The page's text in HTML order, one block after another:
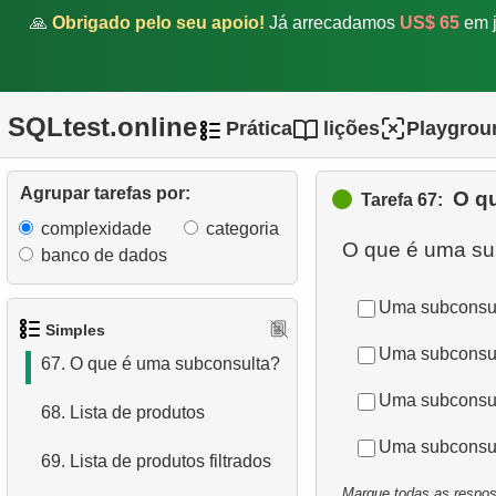
🙏 Obrigado pelo seu apoio! Já arrecadamos US$ 65 em
SQLtest.online Prática lições
Agrupar tarefas por:
complexidade
categoria
banco de dados
Simples
comuns em SQL?
existem em SQL?
64.Encontre países que não
usam Dólar/Euro
específicos
66.O que é normalização em
67. O que é uma subconsulta?
68. Lista de produtos
69. Lista de produtos filtrados
Tarefa 67: O
Uma
Uma
Uma
Uma